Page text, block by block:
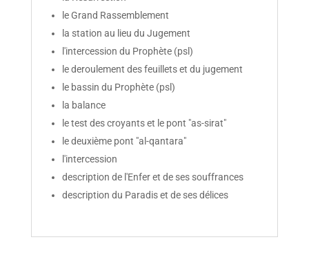
le Grand Rassemblement
la station au lieu du Jugement
l'intercession du Prophète (psl)
le deroulement des feuillets et du jugement
le bassin du Prophète (psl)
la balance
le test des croyants et le pont "as-sirat"
le deuxième pont "al-qantara"
l'intercession
description de l'Enfer et de ses souffrances
description du Paradis et de ses délices